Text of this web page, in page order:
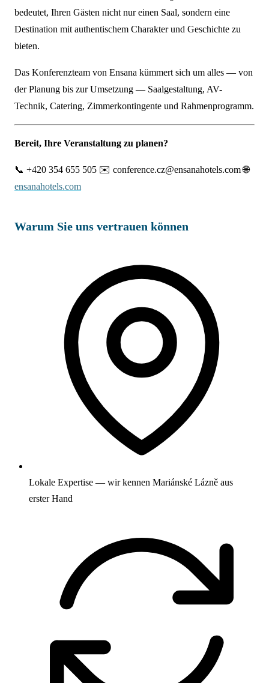
bedeutet, Ihren Gästen nicht nur einen Saal, sondern eine
Destination mit authentischem Charakter und Geschichte zu
bieten.
Das Konferenzteam von Ensana kümmert sich um alles — von
der Planung bis zur Umsetzung — Saalgestaltung, AV-
Technik, Catering, Zimmerkontingente und Rahmenprogramm.
Bereit, Ihre Veranstaltung zu planen?
📞 +420 354 655 505 ✉️ conference.cz@ensanahotels.com 🌐
ensanahotels.com
Warum Sie uns vertrauen können
Lokale Expertise — wir kennen Mariánské Lázně aus
erster Hand